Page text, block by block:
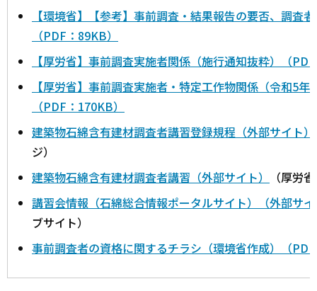
【環境省】【参考】事前調査・結果報告の要否、調査
（PDF：89KB）
【厚労省】事前調査実施者関係（施行通知抜粋）（
【厚労省】事前調査実施者・特定工作物関係（令和5
（PDF：170KB）
建築物石綿含有建材調査者講習登録規程（外部サイト）
ジ）
建築物石綿含有建材調査者講習（外部サイト）
（厚労
講習会情報（石綿総合情報ポータルサイト）（外部サ
ブサイト）
事前調査者の資格に関するチラシ（環境省作成）（